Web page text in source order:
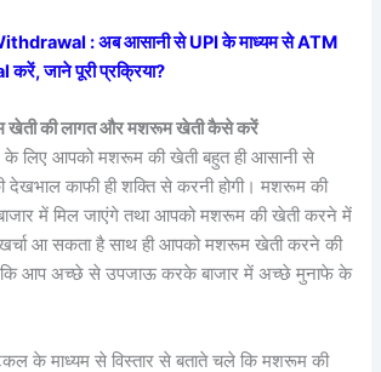
: अब आसानी से UPI के माध्यम से ATM
जाने पूरी प्रक्रिया?
खेती की लागत और मशरूम खेती कैसे करें
लिए आपको मशरूम की खेती बहुत ही आसानी से
देखभाल काफी ही शक्ति से करनी होगी। मशरूम की
में मिल जाएंगे तथा आपको मशरूम की खेती करने में
आ सकता है साथ ही आपको मशरूम खेती करने की
ताकि आप अच्छे से उपजाऊ करके बाजार में अच्छे मुनाफे के
के माध्यम से विस्तार से बताते चले कि मशरूम की